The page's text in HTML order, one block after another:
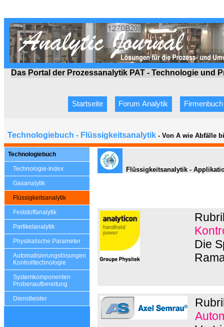
Das Portal der Prozessanalytik PAT - Technologie und
Startseite Forum Analytik Firmenbuch
Technologiebuch - Flüssigkeitsanalytik - Von A wie Abfälle
Technologiebuch
Technologie-Index
Gasanalytik
Flüssigkeitsanalytik
Feststoffanalytik
Partikelanalytik
Physikalische Parameter
Automatisierungslösungen
Kontrolltechnologie
Systemkomponenten
Probenaufbereitung
Dienstleister
Flüssigkeitsanalytik -
Die